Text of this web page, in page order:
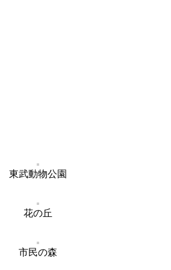
東武動物公園
花の丘
市民の森